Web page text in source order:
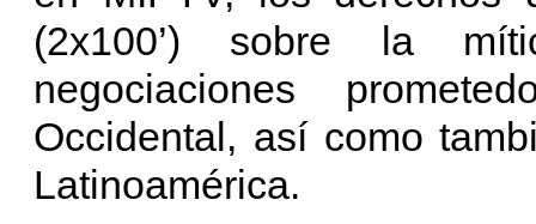
(2x100’) sobre la
negociaciones
Occidental, así como
Latinoamérica.